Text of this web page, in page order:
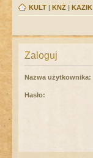
KULT | KNŻ | KAZIK
Zaloguj
Nazwa użytkownika:
Hasło: